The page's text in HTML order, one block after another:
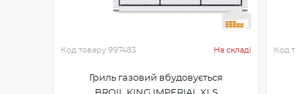
Код товару 997483 На складі
Гриль газовий вбудовується
Код